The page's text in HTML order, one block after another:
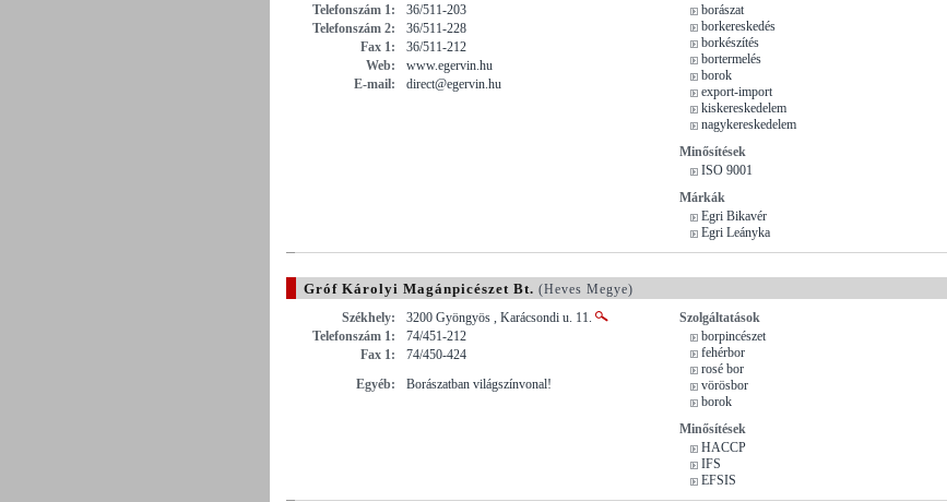
Telefonszám 1:
36/511-203
Telefonszám 2:
36/511-228
Fax 1:
36/511-212
Web:
www.egervin.hu
E-mail:
direct@egervin.hu
borászat
borkereskedés
borkészítés
bortermelés
borok
export-import
kiskereskedelem
nagykereskedelem
Minősítések
ISO 9001
Márkák
Egri Bikavér
Egri Leányka
Gróf Károlyi Magánpicészet Bt. (Heves Megye)
Székhely:
3200 Gyöngyös , Karácsondi u. 11.
Telefonszám 1:
74/451-212
Fax 1:
74/450-424
Egyéb:
Borászatban világszínvonal!
Szolgáltatások
borpincészet
fehérbor
rosé bor
vörösbor
borok
Minősítések
HACCP
IFS
EFSIS